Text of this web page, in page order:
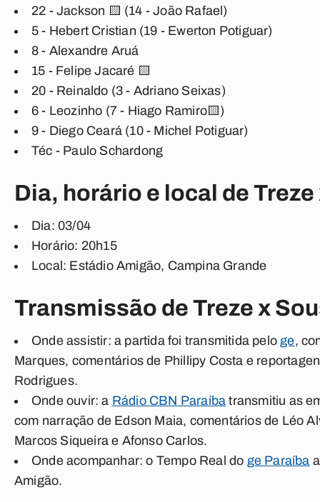
22 - Jackson 🟨 (14 - João Rafael)
5 - Hebert Cristian (19 - Ewerton Potiguar)
8 - Alexandre Aruá
15 - Felipe Jacaré 🟨
20 - Reinaldo (3 - Adriano Seixas)
6 - Leozinho (7 - Hiago Ramiro🟨)
9 - Diego Ceará (10 - Michel Potiguar)
Téc - Paulo Schardong
Dia, horário e local de
Dia: 03/04
Horário: 20h15
Local: Estádio Amigão, Campina Grande
Transmissão de Treze x
Onde assistir: a partida foi transmitida peloge,
Marques, comentários de Phillipy Costa e
Rodrigues.
Onde ouvir: a Rádio CBN Paraíba transmitiu as
com narração de Edson Maia, comentários de Léo
Marcos Siqueirae Afonso Carlos.
Onde acompanhar: o Tempo Real do ge Paraíba
Amigão.